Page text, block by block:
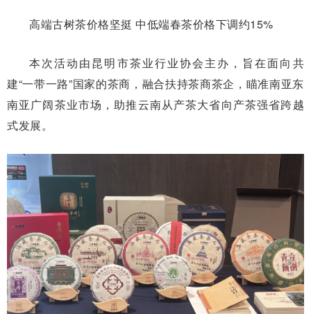
高端古树茶价格坚挺 中低端春茶价格下调约15%
本次活动由昆明市茶业行业协会主办，旨在面向共
建“一带一路”国家的茶商，融合扶持茶商茶企，瞄准南亚东
南亚广阔茶业市场，助推云南从产茶大省向产茶强省跨越
式发展。